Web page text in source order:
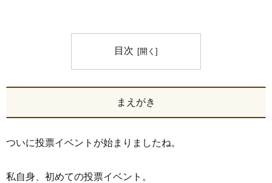
目次
まえがき
ついに投票イベントが始まりましたね。
私自身、初めての投票イベント。